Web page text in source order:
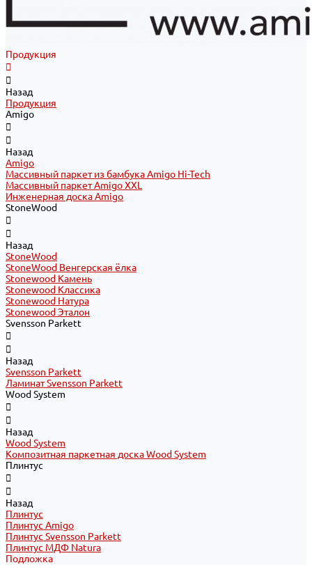
Продукция
Назад
Продукция
Amigo
Назад
Amigo
Массивный паркет из бамбука Amigo Hi-Tech
Массивный паркет Amigo XXL
Инженерная доска Amigo
StoneWood
Назад
StoneWood
StoneWood Венгерская ёлка
Stonewood Камень
Stonewood Классика
Stonewood Натура
Stonewood Эталон
Svensson Parkett
Назад
Svensson Parkett
Ламинат Svensson Parkett
Wood System
Назад
Wood System
Композитная паркетная доска Wood System
Плинтус
Назад
Плинтус
Плинтус Amigo
Плинтус Svensson Parkett
Плинтус МДФ Natura
Подложка